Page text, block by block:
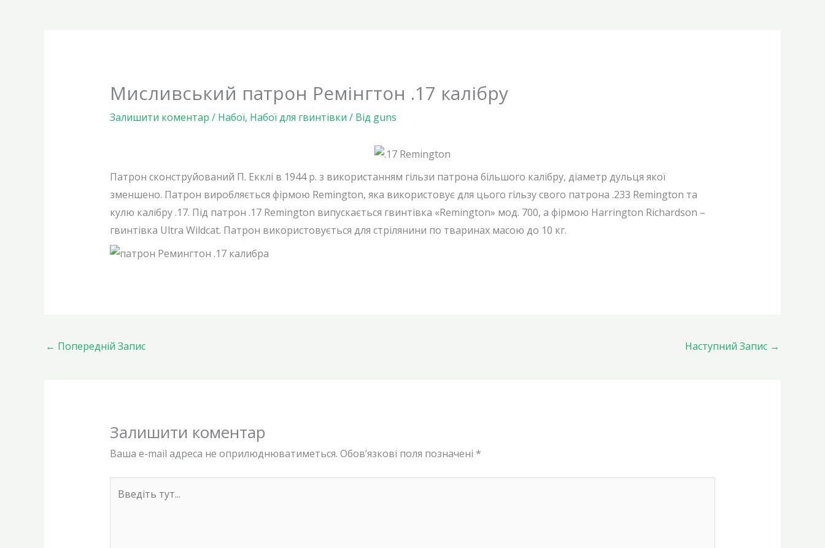
Мисливський патрон Ремінгтон .17 калібру
Залишити коментар / Набої, Набої для гвинтівки / Від guns
Патрон сконструйований П. Екклі в 1944 р. з використанням гільзи патрона більшого калібру, діаметр дульця якої
зменшено. Патрон виробляється фірмою Remington, яка використовує для цього гільзу свого патрона .233 Remington та
кулю калібру .17. Під патрон .17 Remington випускається гвинтівка «Remington» мод. 700, а фірмою Harrington Richardson –
гвинтівка Ultra Wildcat. Патрон використовується для стрілянини по тваринах масою до 10 кг.
← Попередній Запис Наступний Запис →
Залишити коментар
Ваша e-mail адреса не оприлюднюватиметься. Обов’язкові поля позначені *